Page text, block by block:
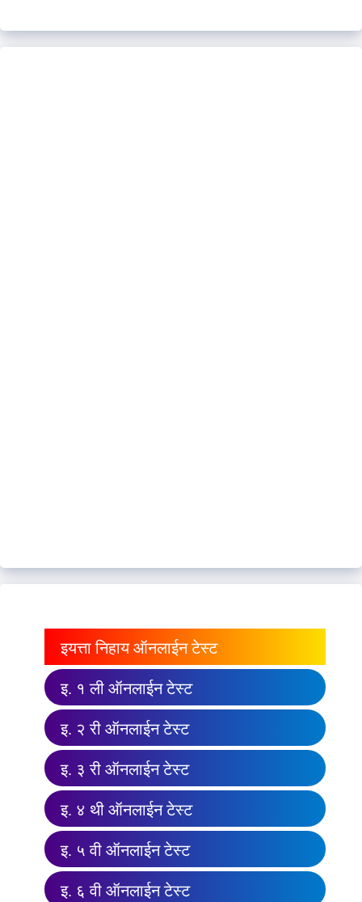
इयत्ता निहाय ऑनलाईन टेस्ट
इ. १ ली ऑनलाईन टेस्ट
इ. २ री ऑनलाईन टेस्ट
इ. ३ री ऑनलाईन टेस्ट
इ. ४ थी ऑनलाईन टेस्ट
इ. ५ वी ऑनलाईन टेस्ट
इ. ६ वी ऑनलाईन टेस्ट